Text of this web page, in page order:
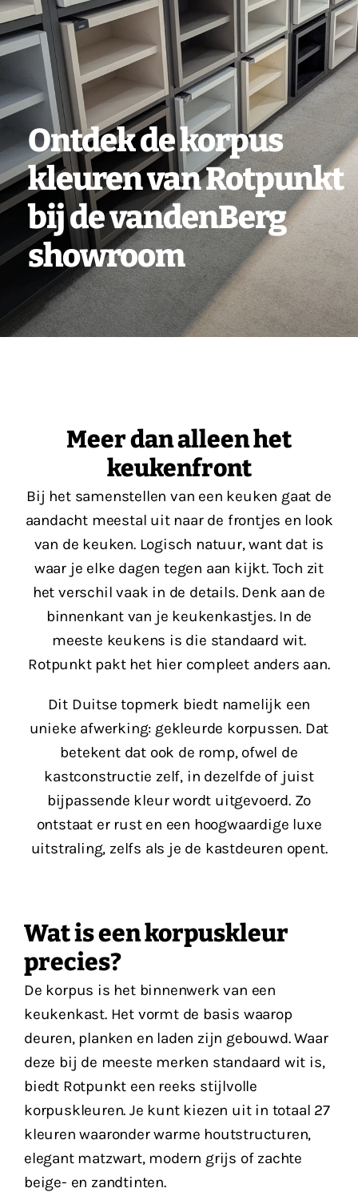
Vacatures
Contact
Ontdek de korpus
kleuren van Rotpunkt
bij de vandenBerg
showroom
Meer dan alleen het
keukenfront
Bij het samenstellen van een keuken gaat de
aandacht meestal uit naar de frontjes en look
van de keuken. Logisch natuur, want dat is
waar je elke dagen tegen aan kijkt. Toch zit
het verschil vaak in de details. Denk aan de
binnenkant van je keukenkastjes. In de
meeste keukens is die standaard wit.
Rotpunkt pakt het hier compleet anders aan.
Dit Duitse topmerk biedt namelijk een
unieke afwerking: gekleurde korpussen. Dat
betekent dat ook de romp, ofwel de
kastconstructie zelf, in dezelfde of juist
bijpassende kleur wordt uitgevoerd. Zo
ontstaat er rust en een hoogwaardige luxe
uitstraling, zelfs als je de kastdeuren opent.
Wat is een korpuskleur
precies?
De korpus is het binnenwerk van een
keukenkast. Het vormt de basis waarop
deuren, planken en laden zijn gebouwd. Waar
deze bij de meeste merken standaard wit is,
biedt Rotpunkt een reeks stijlvolle
korpuskleuren. Je kunt kiezen uit in totaal 27
kleuren waaronder warme houtstructuren,
elegant matzwart, modern grijs of zachte
beige- en zandtinten.